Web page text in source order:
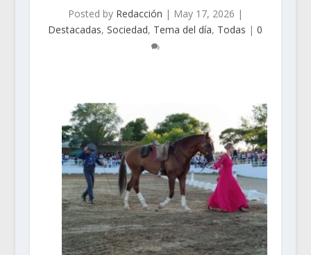
Posted by Redacción | May 17, 2026 |
Destacadas,Sociedad, Tema del día, Todas |0